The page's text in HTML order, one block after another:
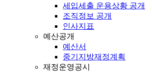
세입세출 운용상황 공개
조직정보 공개
인사지표
예산공개
예산서
중기지방재정계획
재정운영공시